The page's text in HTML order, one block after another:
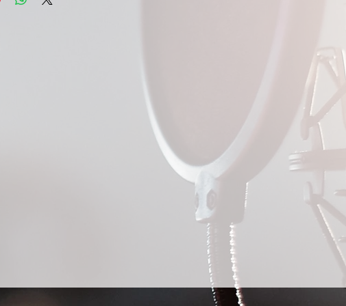
(cm)
na loja.
entre em contato pelo WhatsApp:
você pode nos consultar pelo WhatsApp: